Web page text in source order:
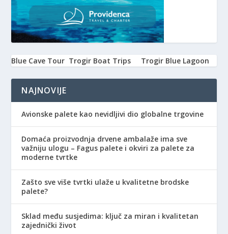
Blue Cave Tour Trogir Boat Trips Trogir Blue Lagoon
NAJNOVIJE
Avionske palete kao nevidljivi dio globalne trgovine
Domaća proizvodnja drvene ambalaže ima sve
važniju ulogu – Fagus palete i okviri za palete za
moderne tvrtke
Zašto sve više tvrtki ulaže u kvalitetne brodske
palete?
Sklad među susjedima: ključ za miran i kvalitetan
zajednički život